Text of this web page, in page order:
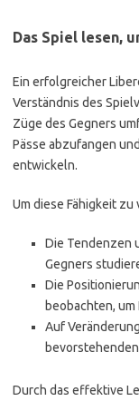
Das Spiel lesen,
Ein erfolgreicher
Verständnis des
Züge des Gegners
Pässe abzufangen
entwickeln.
Um diese Fähigkeit
Die Tendenzen
Gegners
Die
beobachten,
Auf
Durch das effektive